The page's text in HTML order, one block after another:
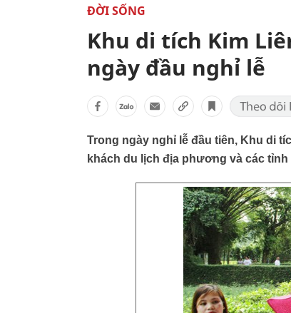
ĐỜI SỐNG
Khu di tích Kim
ngày đầu nghỉ lễ
Trong ngày nghỉ lễ đầu tiên, Khu di
khách du lịch địa phương và các